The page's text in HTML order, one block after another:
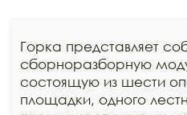
Горка представляет
сборноразборную
состоящую из шести
площадки, одного